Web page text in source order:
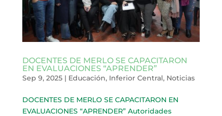
DOCENTES DE MERLO SE CAPACITARON
EN EVALUACIONES “APRENDER”
Sep 9, 2025| Educación, Inferior Central, Noticias
DOCENTES DE MERLO SE CAPACITARON EN
EVALUACIONES “APRENDER” Autoridades